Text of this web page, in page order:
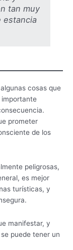
tan muy
estancia
cosas que
importante
prometer
de los
peligrosas,
es mejor
turísticas, y
manifestar, y
puede tener un